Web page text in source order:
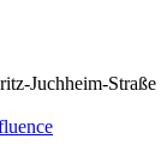
Juchheim-Straße